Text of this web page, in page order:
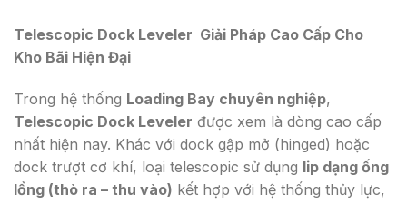
Telescopic Dock Leveler Giải Pháp Cao Cấp Cho
Kho Bãi Hiện Đại
Trong hệ thống Loading Bay chuyên nghiệp,
Telescopic Dock Leveler được xem là dòng cao cấp
nhất hiện nay. Khác với dock gập mở (hinged) hoặc
dock trượt cơ khí, loại telescopic sử dụng lip dạng ống
lồng (thò ra – thu vào) kết hợp với hệ thống thủy lực,